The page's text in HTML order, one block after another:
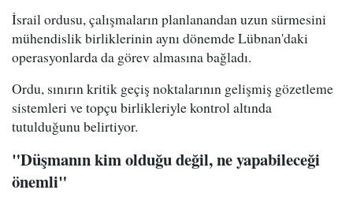
İsrail ordusu, çalışmaların planlanandan uzun sürmesini
mühendislik birliklerinin aynı dönemde Lübnan'daki
operasyonlarda da görev almasına bağladı.
Ordu, sınırın kritik geçiş noktalarının gelişmiş gözetleme
sistemleri ve topçu birlikleriyle kontrol altında
tutulduğunu belirtiyor.
"Düşmanın kim olduğu değil, ne yapabileceği
önemli"